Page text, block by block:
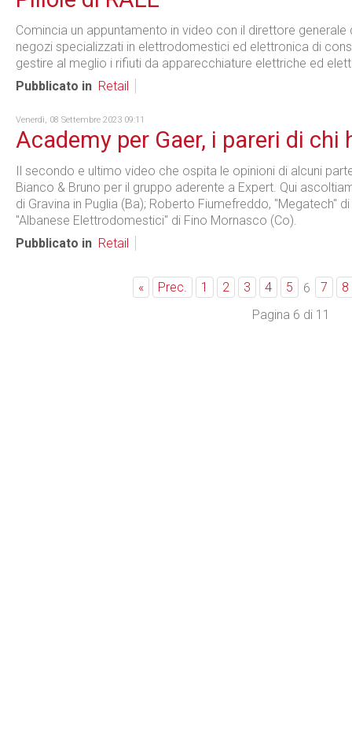
Comincia un appuntamento in video con il direttore
negozi specializzati in elettrodomestici ed elettronica di
gestire al meglio i rifiuti da apparecchiature elettriche ed
Pubblicato in Retail
Venerdì, 08 Settembre 2023 09:11
Academy per Gaer, i pareri di
Il secondo e ultimo video che ospita le opinioni di alcuni
Bianco & Bruno per il gruppo aderente a Expert. Qui
di Gravina in Puglia (Ba); Roberto Fiumefreddo, "Megatech"
"Albanese Elettrodomestici" di Fino Mornasco (Co).
Pubblicato in Retail
« Prec. 1 2 3 4 5 6 7
8
Pagina 6 di 11